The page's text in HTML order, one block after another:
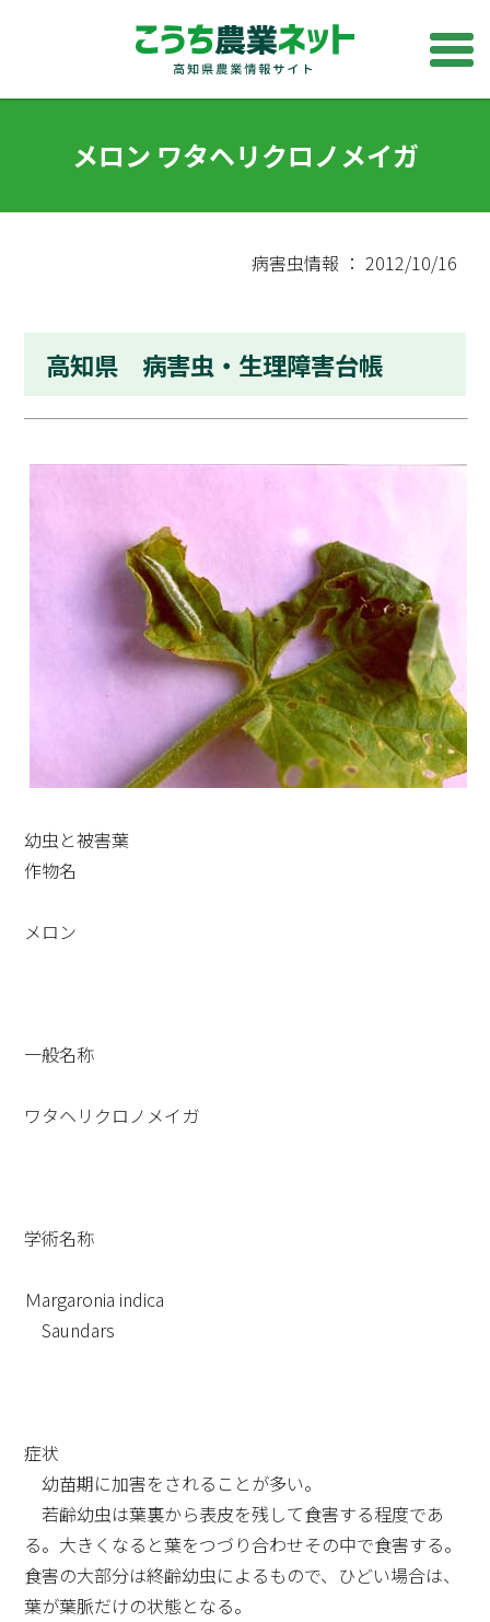
メロン ワタヘリクロノメイガ
病害虫情報 ： 2012/10/16
高知県 病害虫・生理障害台帳
幼虫と被害葉
作物名
メロン
一般名称
ワタヘリクロノメイガ
学術名称
Ｍargaronia indica
Saundars
症状
幼苗期に加害をされることが多い。
若齢幼虫は葉裏から表皮を残して食害する程度であ
る。大きくなると葉をつづり合わせその中で食害する。
食害の大部分は終齢幼虫によるもので、ひどい場合は、
葉が葉脈だけの状態となる。